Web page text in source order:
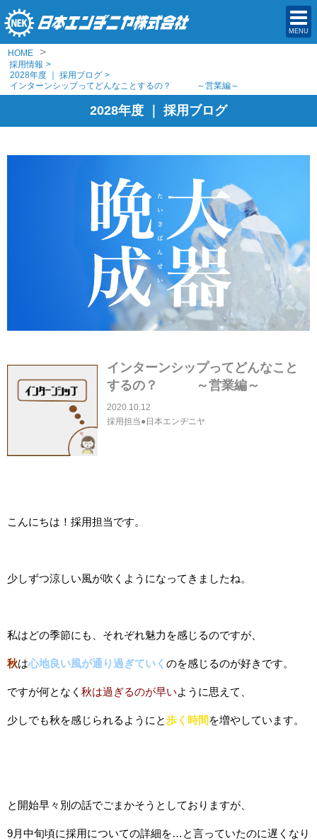
MENU
HOME >
採用情報 >
2028年度 ｜ 採用ブログ >
インターンシップってどんなことするの？ ～営業編～
2028年度 ｜ 採用ブログ
インターンシップってどんなこと
するの？ ～営業編～
2020.10.12
採用担当●日本エンヂニヤ
こんにちは！採用担当です。
少しずつ涼しい風が吹くようになってきましたね。
私はどの季節にも、それぞれ魅力を感じるのですが、
秋は心地良い風が通り過ぎていく のを感じるのが好きです。
ですが何となく 秋は過ぎるのが早いように思えて、
少しでも秋を感じられるようにと歩く時間 を増やしています。
と開始早々別の話でごまかそうとしておりますが、
9月中旬頃に採用についての詳細を…と言っていたのに遅くなり